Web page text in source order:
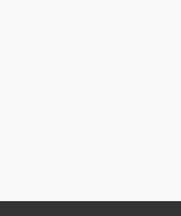
分为固定编制队列与征兵队列两类
，高阶稀有坐骑则需要长期积累碎